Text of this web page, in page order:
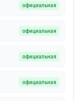
официальная
официальная
официальная
официальная